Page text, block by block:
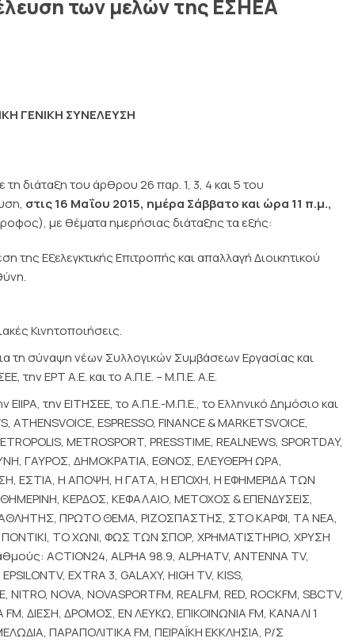
των μελών της ΕΣΗΕΑ
ΓΕΝΙΚΗ ΣΥΝΕΛΕΥΣΗ
διάταξη του άρθρου 26 παρ. 1, 3, 4 και 5 του
στις 16 Μαΐου 2015, ημέρα Σάββατο και ώρα 11 π.μ.,
με θέματα ημερήσιας διάταξης τα εξής:
Εξελεγκτικής Επιτροπής και απαλλαγή Διοικητικού
Κινητοποιήσεις.
τη σύναψη νέων Συλλογικών Συμβάσεων Εργασίας και
την ΕΡΤ Α.Ε. και το Α.Π.Ε. – Μ.Π.Ε. A.E.
την ΕΙΤΗΣΕΕ, το Α.Π.Ε.-Μ.Π.Ε., το Ελληνικό Δημόσιο και
ESPRESSO, FINANCE & MARKETSVOICE,
METROSPORT, PRESSTIME, REALNEWS, SPORTDAY,
ΓΑΥΡΟΣ, ΔΗΜΟΚΡΑΤΙΑ, ΕΘΝΟΣ, ΕΛΕΥΘΕΡΗ ΩΡΑ,
ΕΣΤΙΑ, Η ΑΠΟΨΗ, Η ΓΑΤΑ, Η ΕΠΟΧΗ, Η ΕΦΗΜΕΡΙΔΑ ΤΩΝ
ΚΕΡΔΟΣ, ΚΕΦΑΛΑΙΟ, ΜΕΤΟΧΟΣ & ΕΠΕΝΔΥΣΕΙΣ,
ΠΡΩΤΟ ΘΕΜΑ, ΡΙΖΟΣΠΑΣΤΗΣ, ΣΤΟ ΚΑΡΦΙ, ΤΑ ΝΕΑ,
ΤΟ ΧΩΝΙ, ΦΩΣ ΤΩΝ ΣΠΟΡ, ΧΡΗΜΑΤΙΣΤΗΡΙΟ, ΧΡΥΣΗ
ACTION24, ALPHA 98.9, ALPHATV, ΑΝΤΕΝΝΑ TV,
EXTRA 3, GALAXY, HIGH TV, KISS,
NOVA, NOVASPORTFM, REALFM, RED, ROCKFM, SBCTV,
ΔΙΕΣΗ, ΔΡΟΜΟΣ, ΕΝ ΛΕΥΚΩ, ΕΠΙΚΟΙΝΩΝΙΑ FM, ΚΑΝΑΛΙ 1
ΠΑΡΑΠΟΛΙΤΙΚΑ FM, ΠΕΙΡΑΪΚΗ ΕΚΚΛΗΣΙΑ, Ρ/Σ